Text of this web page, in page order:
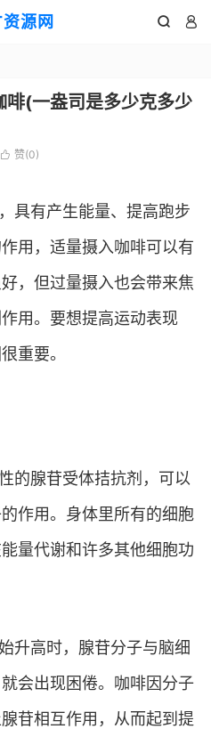
源网  
(一盎司是多少克多少
 赞(0)
具有产生能量、提高跑步
用，适量摄入咖啡可以有
，但过量摄入也会带来焦
用。要想提高运动表现
重要。
的腺苷受体拮抗剂，可以
作用。身体里所有的细胞
量代谢和许多其他细胞功
升高时，腺苷分子与脑细
会出现困倦。咖啡因分子
苷相互作用，从而起到提